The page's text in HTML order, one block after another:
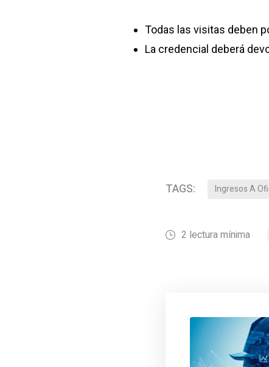
Todas las visitas deben
La credencial deberá
TAGS: Ingresos A
2 lectura mínima